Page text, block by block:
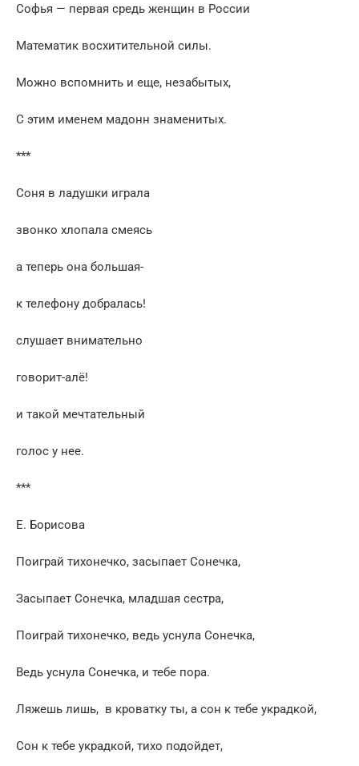
Софья — первая средь женщин в России
Математик восхитительной силы.
Можно вспомнить и еще, незабытых,
С этим именем мадонн знаменитых.
***
Соня в ладушки играла
звонко хлопала смеясь
а теперь она большая-
к телефону добралась!
слушает внимательно
говорит-алё!
и такой мечтательный
голос у нее.
***
Е. Борисова
Поиграй тихонечко, засыпает Сонечка,
Засыпает Сонечка, младшая сестра,
Поиграй тихонечко, ведь уснула Сонечка,
Ведь уснула Сонечка, и тебе пора.
Ляжешь лишь, в кроватку ты, а сон к тебе украдкой,
Сон к тебе украдкой, тихо подойдет,